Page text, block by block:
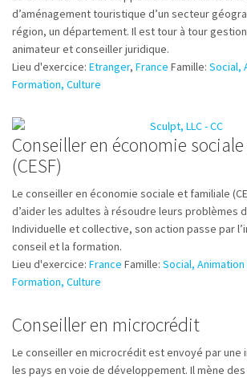
d’aménagement touristique d’un secteur
région, un département. Il est tour à tour
animateur et conseiller juridique.
Lieu d'exercice: Etranger, France Famille: Social,
Formation, Culture
Conseiller en économie
(CESF)
Le conseiller en économie sociale et familiale
d’aider les adultes à résoudre leurs problèmes
Individuelle et collective, son action passe par
conseil et la formation.
Lieu d'exercice: France Famille: Social,
Formation, Culture
Conseiller en microcrédit
Le conseiller en microcrédit est envoyé par une
les pays en voie de développement. Il mène